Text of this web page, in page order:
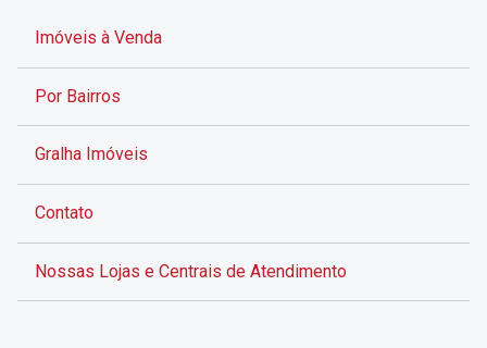
Imóveis à Venda
Por Bairros
Gralha Imóveis
Contato
Nossas Lojas e Centrais de Atendimento